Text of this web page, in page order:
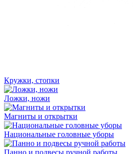
Кружки, стопки
Ложки, ножи
Магниты и открытки
Национальные головные уборы
Панно и подвесы ручной работы